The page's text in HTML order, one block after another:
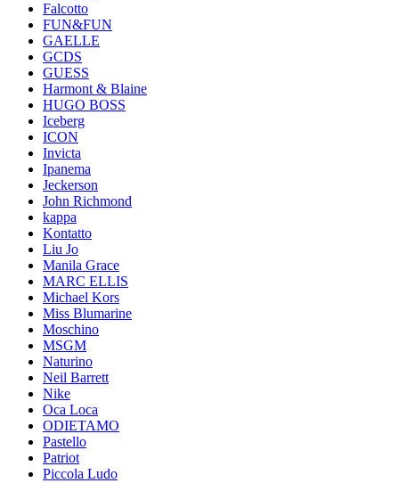
Falcotto
FUN&FUN
GAELLE
GCDS
GUESS
Harmont & Blaine
HUGO BOSS
Iceberg
ICON
Invicta
Ipanema
Jeckerson
John Richmond
kappa
Kontatto
Liu Jo
Manila Grace
MARC ELLIS
Michael Kors
Miss Blumarine
Moschino
MSGM
Naturino
Neil Barrett
Nike
Oca Loca
ODIETAMO
Pastello
Patriot
Piccola Ludo